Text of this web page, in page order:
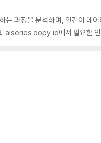
는 과정을 분석하며, 인간이 데
. aiseries.oopy.io에서 필요한